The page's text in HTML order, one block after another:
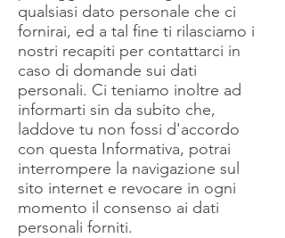
qualsiasi dato personale che ci
fornirai, ed a tal fine ti rilasciamo i
nostri recapiti per contattarci in
caso di domande sui dati
personali. Ci teniamo inoltre ad
informarti sin da subito che,
laddove tu non fossi d'accordo
con questa Informativa, potrai
interrompere la navigazione sul
sito internet e revocare in ogni
momento il consenso ai dati
personali forniti.